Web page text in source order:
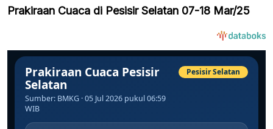
Prakiraan Cuaca di Pesisir Selatan 07-18 Mar/25